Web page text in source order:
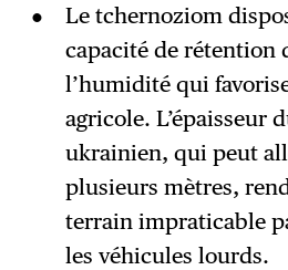
Le tchernoziom
capacité de rétention
l’humidité qui
agricole. L’épaisseur
ukrainien, qui peut
plusieurs mètres,
terrain impraticable
les véhicules lourds.